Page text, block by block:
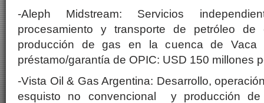
-Aleph Midstream: Servicios
procesamiento y transporte de petróleo de
producción de gas en la cuenca de Vaca
préstamo/garantía de OPIC: USD 150 millones
-Vista Oil & Gas Argentina: Desarrollo,
esquisto no convencional y producción